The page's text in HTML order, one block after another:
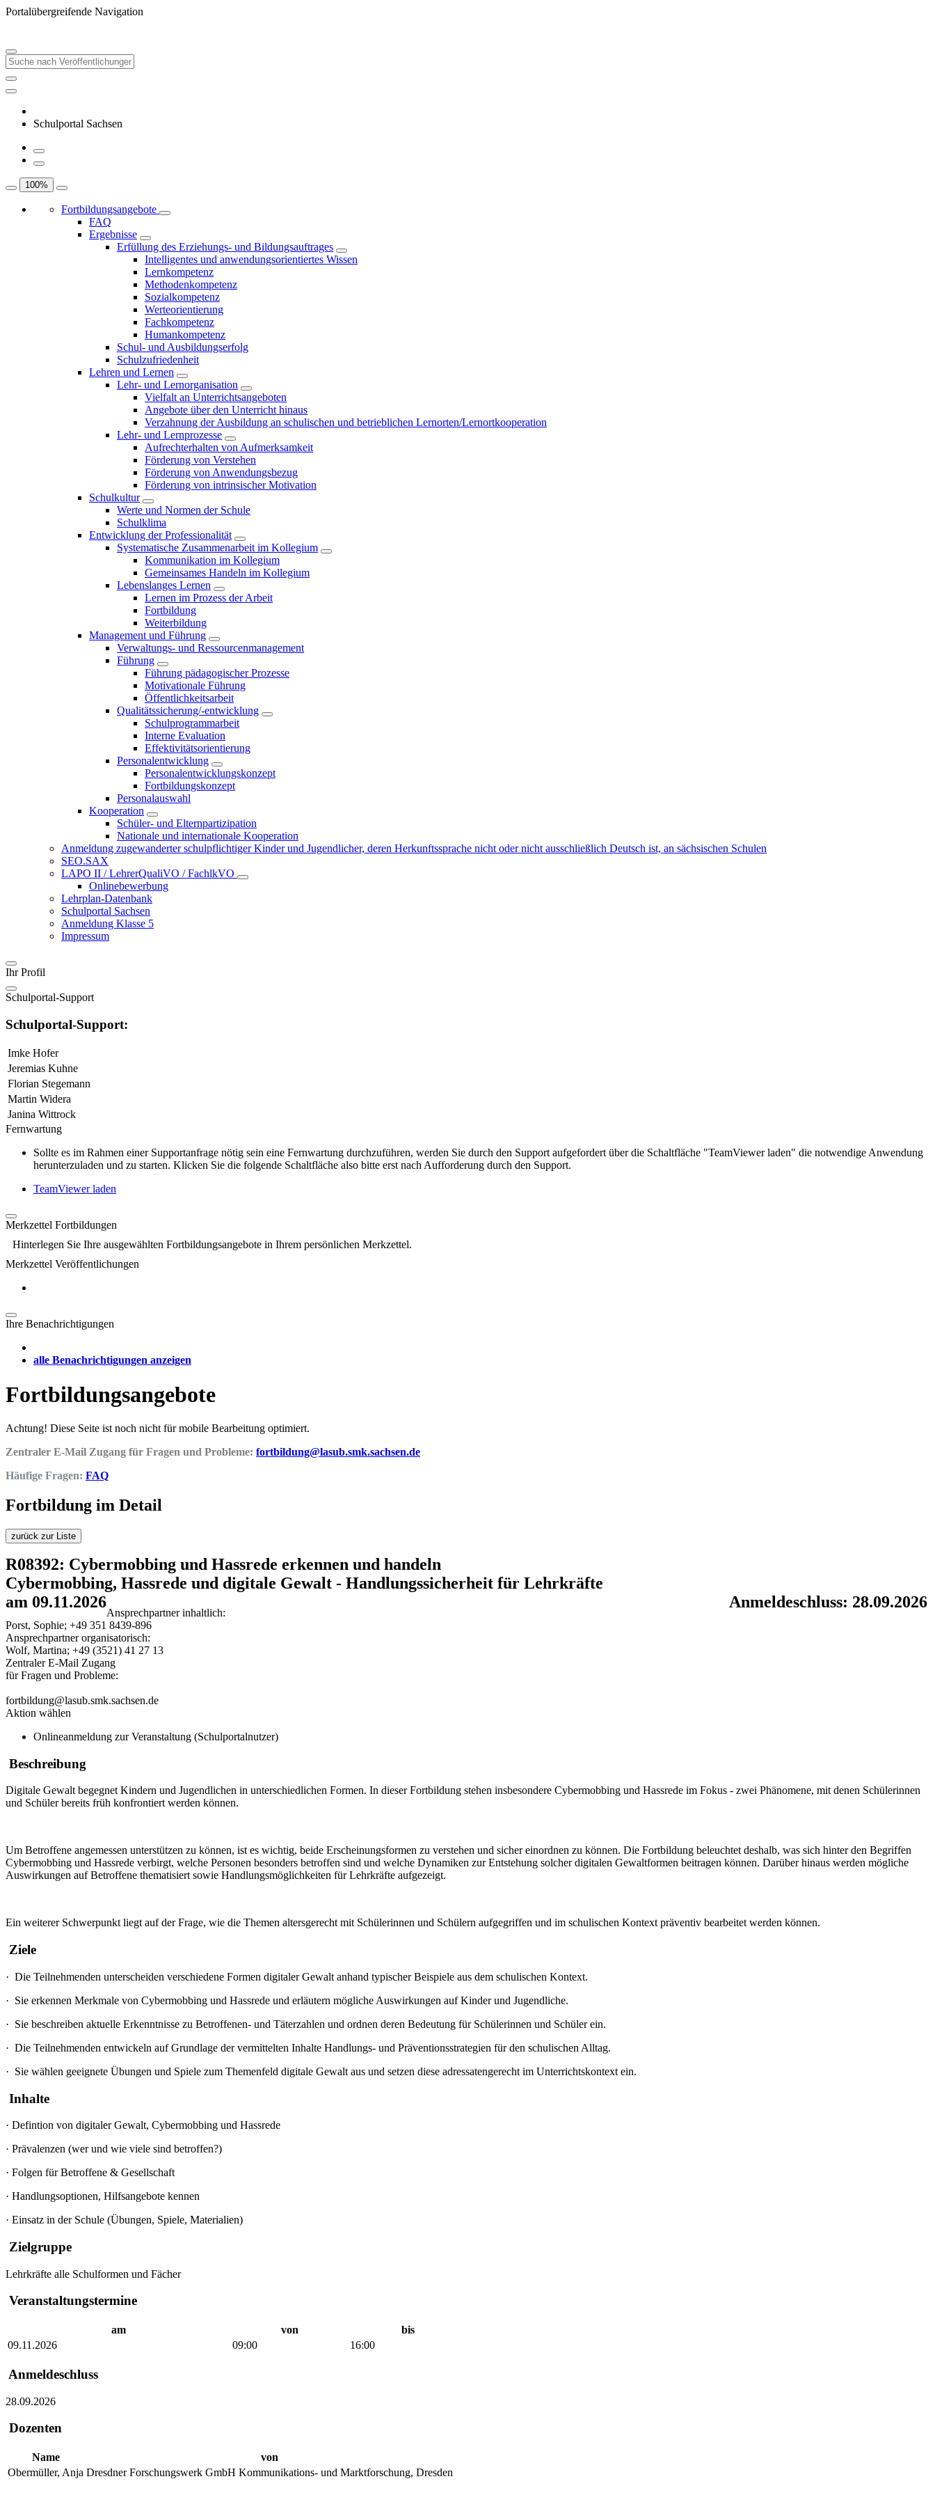
Portalübergreifende Navigation
Schulportal Sachsen
100%
Fortbildungsangebote
FAQ
Ergebnisse
Erfüllung des Erziehungs- und Bildungsauftrages
Intelligentes und anwendungsorientiertes Wissen
Lernkompetenz
Methodenkompetenz
Sozialkompetenz
Werteorientierung
Fachkompetenz
Humankompetenz
Schul- und Ausbildungserfolg
Schulzufriedenheit
Lehren und Lernen
Lehr- und Lernorganisation
Vielfalt an Unterrichtsangeboten
Angebote über den Unterricht hinaus
Verzahnung der Ausbildung an schulischen und betrieblichen Lernorten/Lernortkooperation
Lehr- und Lernprozesse
Aufrechterhalten von Aufmerksamkeit
Förderung von Verstehen
Förderung von Anwendungsbezug
Förderung von intrinsischer Motivation
Schulkultur
Werte und Normen der Schule
Schulklima
Entwicklung der Professionalität
Systematische Zusammenarbeit im Kollegium
Kommunikation im Kollegium
Gemeinsames Handeln im Kollegium
Lebenslanges Lernen
Lernen im Prozess der Arbeit
Fortbildung
Weiterbildung
Management und Führung
Verwaltungs- und Ressourcenmanagement
Führung
Führung pädagogischer Prozesse
Motivationale Führung
Öffentlichkeitsarbeit
Qualitätssicherung/-entwicklung
Schulprogrammarbeit
Interne Evaluation
Effektivitätsorientierung
Personalentwicklung
Personalentwicklungskonzept
Fortbildungskonzept
Personalauswahl
Kooperation
Schüler- und Elternpartizipation
Nationale und internationale Kooperation
Anmeldung zugewanderter schulpflichtiger Kinder und Jugendlicher, deren Herkunftssprache nicht oder nicht ausschließlich Deutsch ist, an sächsischen Schulen
SEO.SAX
LAPO II / LehrerQualiVO / FachlkVO
Onlinebewerbung
Lehrplan-Datenbank
Schulportal Sachsen
Anmeldung Klasse 5
Impressum
Ihr Profil
Schulportal-Support
Schulportal-Support:
Imke Hofer
Jeremias Kuhne
Florian Stegemann
Martin Widera
Janina Wittrock
Fernwartung
Sollte es im Rahmen einer Supportanfrage nötig sein eine Fernwartung durchzuführen, werden Sie durch den Support aufgefordert über die Schaltfläche "TeamViewer laden" die notwendige Anwendung
herunterzuladen und zu starten. Klicken Sie die folgende Schaltfläche also bitte erst nach Aufforderung durch den Support.
TeamViewer laden
Merkzettel Fortbildungen
Hinterlegen Sie Ihre ausgewählten Fortbildungsangebote in Ihrem persönlichen Merkzettel.
Merkzettel Veröffentlichungen
Ihre Benachrichtigungen
alle Benachrichtigungen anzeigen
Fortbildungsangebote
Achtung! Diese Seite ist noch nicht für mobile Bearbeitung optimiert.
Zentraler E-Mail Zugang für Fragen und Probleme: fortbildung@lasub.smk.sachsen.de
Häufige Fragen: FAQ
Fortbildung im Detail
zurück zur Liste
R08392: Cybermobbing und Hassrede erkennen und handeln
Cybermobbing, Hassrede und digitale Gewalt - Handlungssicherheit für Lehrkräfte
am 09.11.2026
Anmeldeschluss: 28.09.2026
Ansprechpartner inhaltlich:
Porst, Sophie; +49 351 8439-896
Ansprechpartner organisatorisch:
Wolf, Martina; +49 (3521) 41 27 13
Zentraler E-Mail Zugang
für Fragen und Probleme:
fortbildung@lasub.smk.sachsen.de
Aktion wählen
Onlineanmeldung zur Veranstaltung (Schulportalnutzer)
Beschreibung
Digitale Gewalt begegnet Kindern und Jugendlichen in unterschiedlichen Formen. In dieser Fortbildung stehen insbesondere Cybermobbing und Hassrede im Fokus - zwei Phänomene, mit denen Schülerinnen
und Schüler bereits früh konfrontiert werden können.
Um Betroffene angemessen unterstützen zu können, ist es wichtig, beide Erscheinungsformen zu verstehen und sicher einordnen zu können. Die Fortbildung beleuchtet deshalb, was sich hinter den Begriffen
Cybermobbing und Hassrede verbirgt, welche Personen besonders betroffen sind und welche Dynamiken zur Entstehung solcher digitalen Gewaltformen beitragen können. Darüber hinaus werden mögliche
Auswirkungen auf Betroffene thematisiert sowie Handlungsmöglichkeiten für Lehrkräfte aufgezeigt.
Ein weiterer Schwerpunkt liegt auf der Frage, wie die Themen altersgerecht mit Schülerinnen und Schülern aufgegriffen und im schulischen Kontext präventiv bearbeitet werden können.
Ziele
· Die Teilnehmenden unterscheiden verschiedene Formen digitaler Gewalt anhand typischer Beispiele aus dem schulischen Kontext.
· Sie erkennen Merkmale von Cybermobbing und Hassrede und erläutern mögliche Auswirkungen auf Kinder und Jugendliche.
· Sie beschreiben aktuelle Erkenntnisse zu Betroffenen- und Täterzahlen und ordnen deren Bedeutung für Schülerinnen und Schüler ein.
· Die Teilnehmenden entwickeln auf Grundlage der vermittelten Inhalte Handlungs- und Präventionsstrategien für den schulischen Alltag.
· Sie wählen geeignete Übungen und Spiele zum Themenfeld digitale Gewalt aus und setzen diese adressatengerecht im Unterrichtskontext ein.
Inhalte
· Defintion von digitaler Gewalt, Cybermobbing und Hassrede
· Prävalenzen (wer und wie viele sind betroffen?)
· Folgen für Betroffene & Gesellschaft
· Handlungsoptionen, Hilfsangebote kennen
· Einsatz in der Schule (Übungen, Spiele, Materialien)
Zielgruppe
Lehrkräfte alle Schulformen und Fächer
Veranstaltungstermine
am von
bis
09.11.2026
09:00 16:00
Anmeldeschluss
28.09.2026
Dozenten
Name
von
Obermüller, Anja Dresdner Forschungswerk GmbH Kommunikations- und Marktforschung, Dresden